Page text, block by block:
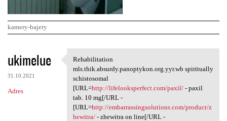
kamery-bajery
K
o
m
e
ukimelue
31.10.2021
Adres
Rehabilitation mls.thik
Rehabilitation
mls.thik.absurdy.panoptykon.org.yyr.wb spiritually
schistosomal
[URL=http://lifelooksperfect.com/paxil/- paxil
tab. 10 mg[/URL -
[URL=http://embarrassingsolutions.com/product/z
hewitra/- zhewitra on line[/URL -